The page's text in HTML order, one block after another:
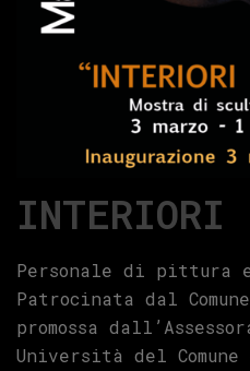
INTERIORI
Personale di pittura
Patrocinata dal
promossa
Università del